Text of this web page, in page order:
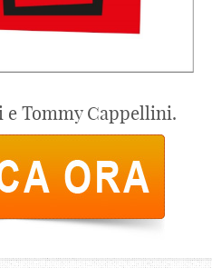
e Tommy Cappellini.